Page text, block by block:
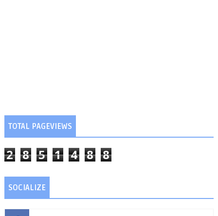
TOTAL PAGEVIEWS
2 8 5 1 4 8 8
SOCIALIZE